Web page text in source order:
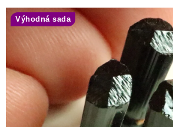
SLEVY
ÚČINKY
KRYSTALY
ČLÁNKY
Výhodná sada